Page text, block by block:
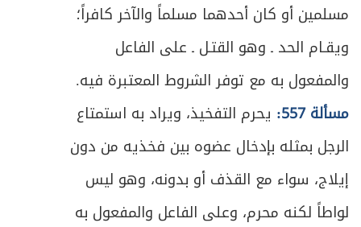
مسلمين أو كان أحدهما مسلماً والآخر كافراً؛
ويقـام الحد ـ وهو القتـل ـ على الفاعل
والمفعول به مع توفر الشروط المعتبرة فيه.
مسألة 557:
يحرم التفخيذ، ويراد به استمتاع
الرجل بمثله بإدخال عضوه بين فخذيه من دون
إيلاج، سواء مع القذف أو بدونه، وهو ليس
لواطاً لكنه محرم، وعلى الفاعل والمفعول به
ص
505 المبحث الثاني: في نفقة الزوجة
ص516 المبحث الثالث: في حق الاستمتاع
530 المبحث الرابع: في التحكيم في الشقاق
ص
533 المبحث الخامس: في القرابة ولواحقها
ص
580 الفصل الرابع: في خصائص الزواج المؤقت